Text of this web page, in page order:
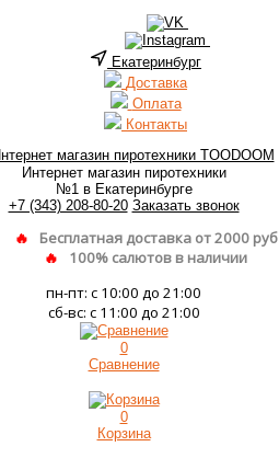
Екатеринбург
Доставка
Оплата
Контакты
Интернет магазин пиротехники
№1 в Екатеринбурге
+7 (343) 208-80-20 Заказать звонок
Бесплатная доставка от 2000 руб
100% салютов в наличии
пн-пт: с 10:00 до 21:00
сб-вс: с 11:00 до 21:00
0
Сравнение
0
Корзина